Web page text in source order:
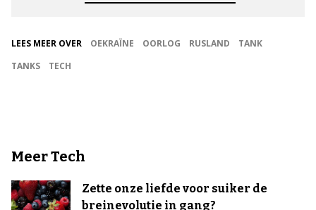
LEES MEER OVER OEKRAÏNE OORLOG RUSLAND
TANK
TANKS
TECH
Meer Tech
Zette onze liefde voor suiker de
breinevolutie in gang?